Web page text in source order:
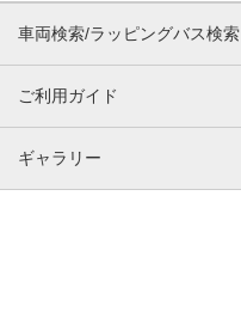
車両検索/ラッピングバス検索
ご利用ガイド
ギャラリー